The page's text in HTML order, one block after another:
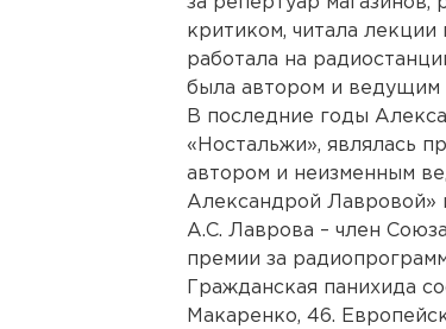
критиком, читала
работала на
была автором и ведущим
В последние годы
«Ностальжи», являлась
автором и неизменным
Александрой Лавровой»
А.С. Лаврова – член
премии за
Гражданская панихида
Макаренко, 46.